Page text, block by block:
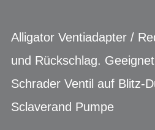
Alligator Ventiadapter /
und Rückschlag.
Schrader Ventil auf Blitz-
Sclaverand Pumpe